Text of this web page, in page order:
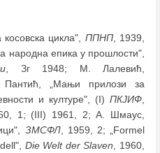
цикла", ППНП, 1939,
народна епика у прошлости",
, Зг 1948; М. Лалевић,
„Мањи прилози за
и културе", (I) ПКЈИФ
1; (III) 1961, 2; А. Шмаус,
ЗМСФЛ, 1959, 2; „Formel
Die Welt der Slaven , 1960,